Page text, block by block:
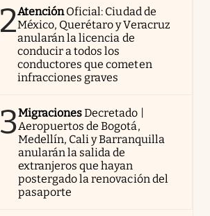
2AtenciónOficial: Ciudad de
México, Querétaro y Veracruz
anularán la licencia de
conducir a todos los
conductores que cometen
infracciones graves
3MigracionesDecretado |
Aeropuertos de Bogotá,
Medellín, Cali y Barranquilla
anularán la salida de
extranjeros que hayan
postergado la renovación del
pasaporte